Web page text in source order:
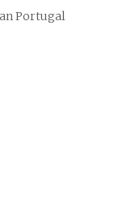
Portugal